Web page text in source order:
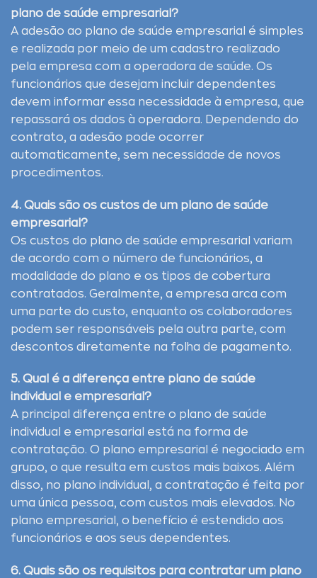
plano de saúde empresarial?
A adesão ao plano de saúde empresarial é simples
e realizada por meio de um cadastro realizado
pela empresa com a operadora de saúde. Os
funcionários que desejam incluir dependentes
devem informar essa necessidade à empresa, que
repassará os dados à operadora. Dependendo do
contrato, a adesão pode ocorrer
automaticamente, sem necessidade de novos
procedimentos.
4. Quais são os custos de um plano de saúde
empresarial?
Os custos do plano de saúde empresarial variam
de acordo com o número de funcionários, a
modalidade do plano e os tipos de cobertura
contratados. Geralmente, a empresa arca com
uma parte do custo, enquanto os colaboradores
podem ser responsáveis pela outra parte, com
descontos diretamente na folha de pagamento.
5. Qual é a diferença entre plano de saúde
individual e empresarial?
A principal diferença entre o plano de saúde
individual e empresarial está na forma de
contratação. O plano empresarial é negociado em
grupo, o que resulta em custos mais baixos. Além
disso, no plano individual, a contratação é feita por
uma única pessoa, com custos mais elevados. No
plano empresarial, o benefício é estendido aos
funcionários e aos seus dependentes.
6. Quais são os requisitos para contratar um plano